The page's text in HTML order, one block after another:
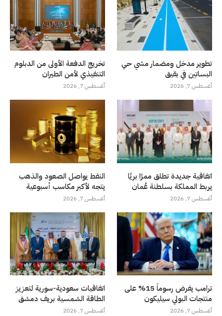
تطوير مدخل ومضمار مشي حي
البساتين في بقيق
أغسطس 7, 2026
تخريج الدفعة الأولى من الدبلوم
التنفيذي لأمن الطيران
أغسطس 7, 2026
اتفاقية جديدة تطلق ممرًا بريًا
يربط المملكة بسلطنة عُمان
أغسطس 7, 2026
النفط يواصل الصعود والذهب
يتجه لأكبر مكاسب أسبوعية
أغسطس 7, 2026
ترامب يفرض رسوماً 15% على
منتجات البولي سيليكون
أغسطس 7, 2026
اتفاقيات سعودية-سورية لتعزيز
الطاقة الشمسية بريف دمشق
أغسطس 7, 2026